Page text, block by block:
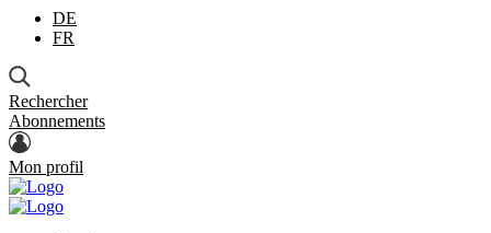
DE
FR
Rechercher
Abonnements
Mon profil